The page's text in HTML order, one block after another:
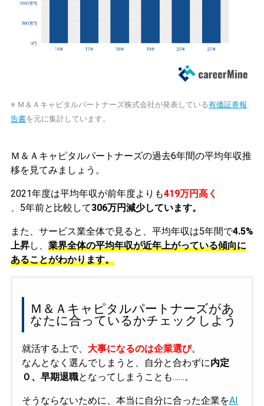
※ Ｍ＆Ａキャピタルパートナーズ株式会社が発表している有価証券報
告書を元に集計しています。
Ｍ＆Ａキャピタルパートナーズの過去6年間の平均年収推
移を見てみましょう。
2021年度は平均年収が前年度よりも419万円高く
、5年前と比較して306万円減少しています。
また、サービス業全体で見ると、平均年収は5年間で4.5%
上昇し、 業界全体の平均年収が近年上がっている傾向に
あることがわかります。
Ｍ＆Ａキャピタルパートナーズがあ
なたに合っているかチェックしよう
就活する上で、 大事になるのは企業選び。
なんとなく選んでしまうと、自分と合わずに内定
０、早期退職となってしまうことも……。
そうならないために、本当に自分に合った企業をAI